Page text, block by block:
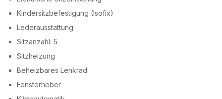
Kindersitzbefestigung (Isofix)
Lederausstattung
Sitzanzahl: 5
Sitzheizung
Beheizbares Lenkrad
Fensterheber